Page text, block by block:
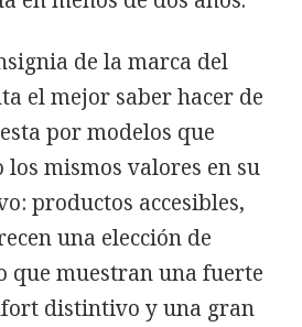
de la marca del
el mejor saber hacer de
por modelos que
mismos valores en su
productos accesibles,
una elección de
que muestran una fuerte
distintivo y una gran